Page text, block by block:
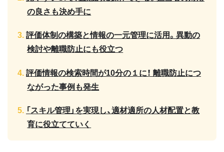
の良さも決め手に
評価体制の構築と情報の一元管理に活用。異動の
検討や離職防止にも役立つ
評価情報の検索時間が10分の１に！ 離職防止につ
ながった事例も発生
「スキル管理」を実現し、適材適所の人材配置と教
育に役立てていく